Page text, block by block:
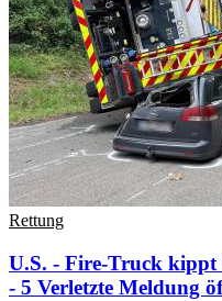
Rettung
U.S. - Fire-Truck
- 5 Verletzte Meldung